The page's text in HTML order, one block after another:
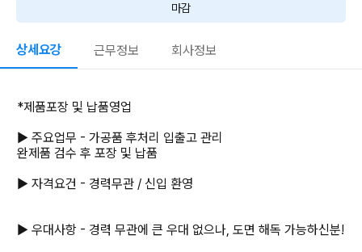
마감
상세요강 근무정보 회사정보
*제품포장 및 납품영업
▶ 주요업무 - 가공품 후처리 입출고 관리
완제품 검수 후 포장 및 납품
▶ 자격요건 - 경력무관 / 신입 환영
▶ 우대사항 - 경력 무관에 큰 우대 없으나, 도면 해독 가능하신분!